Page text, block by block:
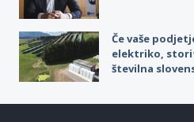
Če vaše
elektriko,
številna